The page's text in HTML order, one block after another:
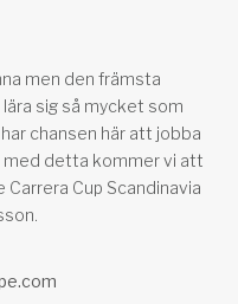
men den främsta
sig så mycket som
chansen här att jobba
med detta kommer vi att
Cup Scandinavia